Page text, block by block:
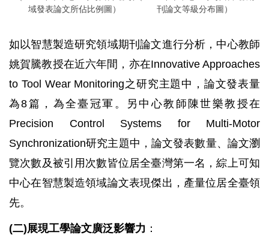
域發表論文所佔比例圖）
刊論文等級分布圖）
如以智慧製造研究領域期刊論文進行分析，中心教師
姚賀騰教授在近六年間，亦在Innovative Approaches
to Tool Wear Monitoring之研究主題中，論文發表量
為8篇，為全臺冠軍。另中心教師陳世樂教授在
Precision Control Systems for Multi-Motor
Synchronization研究主題中，論文發表數量、論文瀏
覽次數及被引用次數皆位居全臺灣第一名，綜上可知
中心在智慧製造領域論文表現傑出，產量位居全臺領
先。
(二)展現工學論文廣泛影響力 ：